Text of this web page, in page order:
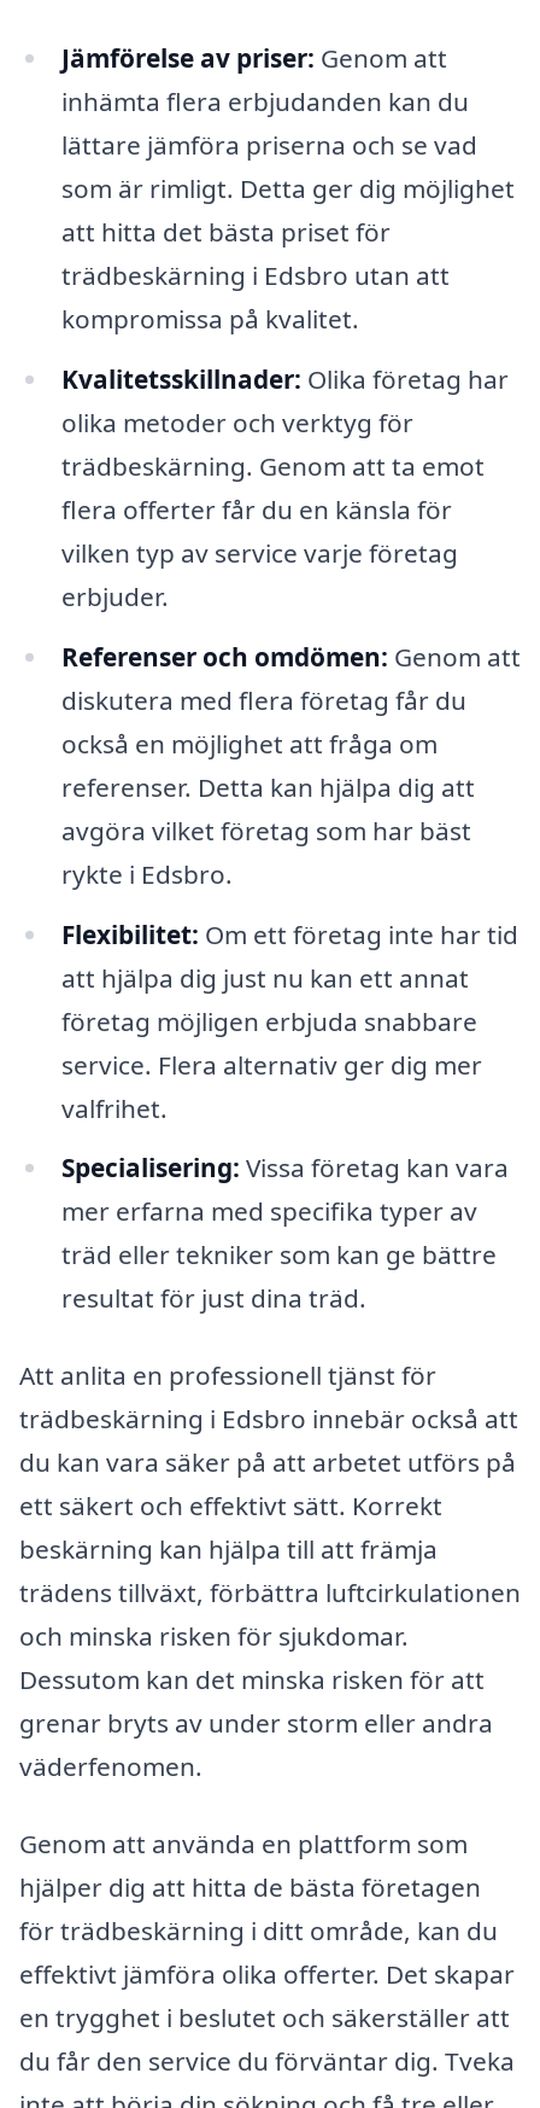
Jämförelse av priser: Genom att
inhämta flera erbjudanden kan du
lättare jämföra priserna och se vad
som är rimligt. Detta ger dig möjlighet
att hitta det bästa priset för
trädbeskärning i Edsbro utan att
kompromissa på kvalitet.
Kvalitetsskillnader: Olika företag har
olika metoder och verktyg för
trädbeskärning. Genom att ta emot
flera offerter får du en känsla för
vilken typ av service varje företag
erbjuder.
Referenser och omdömen: Genom att
diskutera med flera företag får du
också en möjlighet att fråga om
referenser. Detta kan hjälpa dig att
avgöra vilket företag som har bäst
rykte i Edsbro.
Flexibilitet: Om ett företag inte har tid
att hjälpa dig just nu kan ett annat
företag möjligen erbjuda snabbare
service. Flera alternativ ger dig mer
valfrihet.
Specialisering: Vissa företag kan vara
mer erfarna med specifika typer av
träd eller tekniker som kan ge bättre
resultat för just dina träd.
Att anlita en professionell tjänst för
trädbeskärning i Edsbro innebär också att
du kan vara säker på att arbetet utförs på
ett säkert och effektivt sätt. Korrekt
beskärning kan hjälpa till att främja
trädens tillväxt, förbättra luftcirkulationen
och minska risken för sjukdomar.
Dessutom kan det minska risken för att
grenar bryts av under storm eller andra
väderfenomen.
Genom att använda en plattform som
hjälper dig att hitta de bästa företagen
för trädbeskärning i ditt område, kan du
effektivt jämföra olika offerter. Det skapar
en trygghet i beslutet och säkerställer att
du får den service du förväntar dig. Tveka